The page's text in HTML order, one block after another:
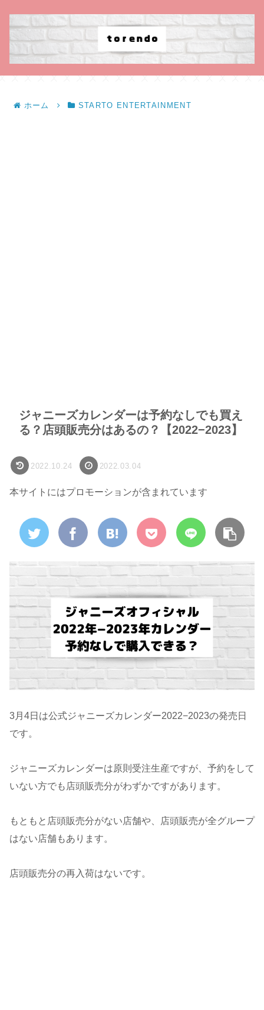
ホーム STARTO ENTERTAINMENT
ジャニーズカレンダーは予約なしでも買え
る？店頭販売分はあるの？【2022−2023】
2022.10.24 2022.03.04
本サイトにはプロモーションが含まれています
3月4日は公式ジャニーズカレンダー2022−2023の発売日
です。
ジャニーズカレンダーは原則受注生産ですが、予約をして
いない方でも店頭販売分がわずかですがあります。
もともと店頭販売分がない店舗や、店頭販売が全グループ
はない店舗もあります。
店頭販売分の再入荷はないです。